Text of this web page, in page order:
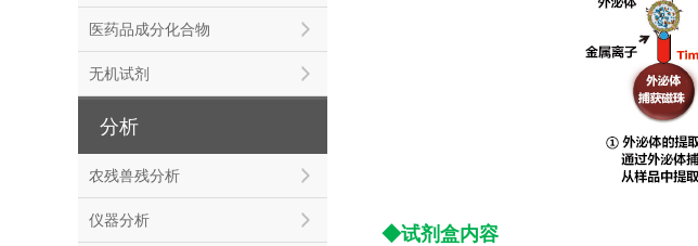
医药品成分化合物
无机试剂
分析
农残兽残分析
仪器分析
◆试剂盒内容